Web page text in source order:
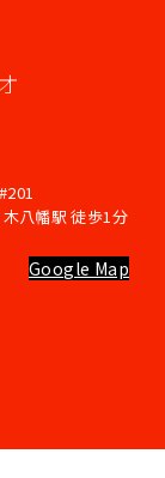
八幡駅 徒歩1分
Google Map